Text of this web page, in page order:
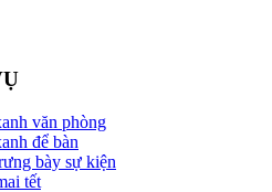
văn phòng
để bàn
bày sự kiện
tết